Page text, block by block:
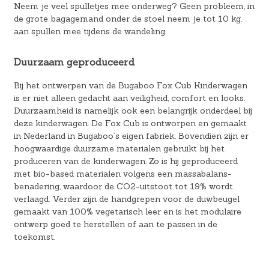
Neem je veel spulletjes mee onderweg? Geen probleem, in
de grote bagagemand onder de stoel neem je tot 10 kg.
aan spullen mee tijdens de wandeling.
Duurzaam geproduceerd
Bij het ontwerpen van de Bugaboo Fox Cub Kinderwagen
is er niet alleen gedacht aan veiligheid, comfort en looks.
Duurzaamheid is namelijk ook een belangrijk onderdeel bij
deze kinderwagen. De Fox Cub is ontworpen en gemaakt
in Nederland in Bugaboo’s eigen fabriek. Bovendien zijn er
hoogwaardige duurzame materialen gebruikt bij het
produceren van de kinderwagen. Zo is hij geproduceerd
met bio-based materialen volgens een massabalans-
benadering, waardoor de CO2-uitstoot tot 19% wordt
verlaagd. Verder zijn de handgrepen voor de duwbeugel
gemaakt van 100% vegetarisch leer en is het modulaire
ontwerp goed te herstellen of aan te passen in de
toekomst.